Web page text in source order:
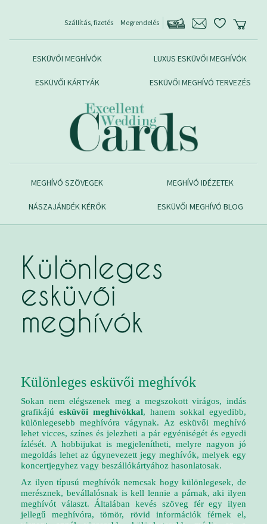
Szállítás, fizetés Megrendelés
ESKÜVŐI MEGHÍVÓK LUXUS ESKÜVŐI MEGHÍVÓK
ESKÜVŐI KÁRTYÁK ESKÜVŐI MEGHÍVÓ TERVEZÉS
MEGHÍVÓ SZÖVEGEK MEGHÍVÓ IDÉZETEK
NÁSZAJÁNDÉK KÉRŐK ESKÜVŐI MEGHÍVÓ BLOG
Különleges
esküvői
meghívók
Különleges esküvői meghívók
Sokan nem elégszenek meg a megszokott virágos, indás
grafikájú esküvői meghívókkal, hanem sokkal egyedibb,
különlegesebb meghívóra vágynak. Az esküvői meghívó
lehet vicces, színes és jelezheti a pár egyéniségét és egyedi
ízlését. A hobbijukat is megjelenítheti, melyre nagyon jó
megoldás lehet az úgynevezett jegy meghívók, melyek egy
koncertjegyhez vagy beszállókártyához hasonlatosak.
Az ilyen típusú meghívók nemcsak hogy különlegesek, de
merésznek, bevállalósnak is kell lennie a párnak, aki ilyen
meghívót választ. Általában kevés szöveg fér egy ilyen
jellegű meghívóra, tömör, rövid információk férnek el,